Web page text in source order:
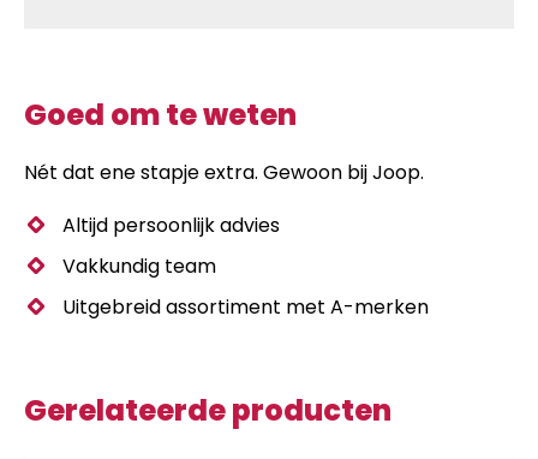
Goed om te weten
Nét dat ene stapje extra. Gewoon bij Joop.
Altijd persoonlijk advies
Vakkundig team
Uitgebreid assortiment met A-merken
Gerelateerde producten